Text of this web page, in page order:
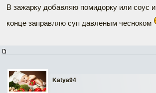
В зажарку добавляю помидорку или соус
конце заправляю суп давленым чесноком
Katya94